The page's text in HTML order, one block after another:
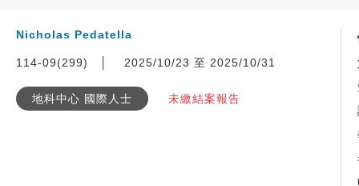
Nicholas Pedatella
114-09(299) 2025/10/23 至 2025/10/31
地科中心 國際人士 未繳結案報告